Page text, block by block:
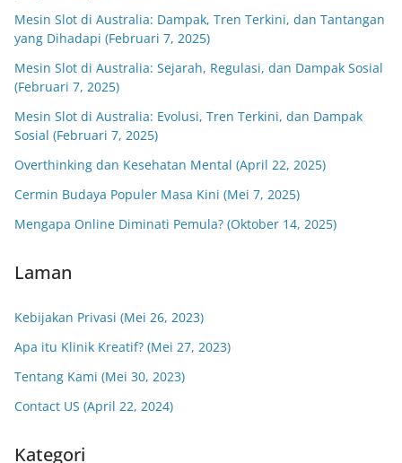
Mesin Slot di Australia: Dampak, Tren Terkini, dan Tantangan
yang Dihadapi (Februari 7, 2025)
Mesin Slot di Australia: Sejarah, Regulasi, dan Dampak Sosial
(Februari 7, 2025)
Mesin Slot di Australia: Evolusi, Tren Terkini, dan Dampak
Sosial (Februari 7, 2025)
Overthinking dan Kesehatan Mental (April 22, 2025)
Cermin Budaya Populer Masa Kini (Mei 7, 2025)
Mengapa Online Diminati Pemula? (Oktober 14, 2025)
Laman
Kebijakan Privasi (Mei 26, 2023)
Apa itu Klinik Kreatif? (Mei 27, 2023)
Tentang Kami (Mei 30, 2023)
Contact US (April 22, 2024)
Kategori